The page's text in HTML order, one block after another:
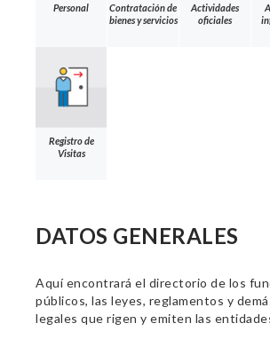
Personal
Contratación de
bienes y servicios
Actividades
oficiales
Registro de
Visitas
DATOS GENERALES
Aquí encontrará el directorio de los
públicos, las leyes, reglamentos y
legales que rigen y emiten las